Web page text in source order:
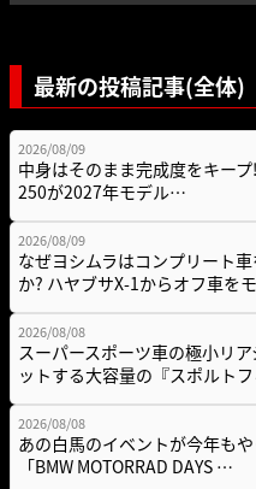
最新の投稿記事(全体)
2026/08/09
中身はそのまま完成度をキー
250が2027年モデル…
2026/08/09
なぜヨシムラはコンプリート
か? ハヤブサX-1からオフ車を
2026/08/08
スーパースポーツ車の極小リ
ットする大容量の『スポルト
2026/08/08
あの白馬のイベントが今年もや
「BMW MOTORRAD DAYS …